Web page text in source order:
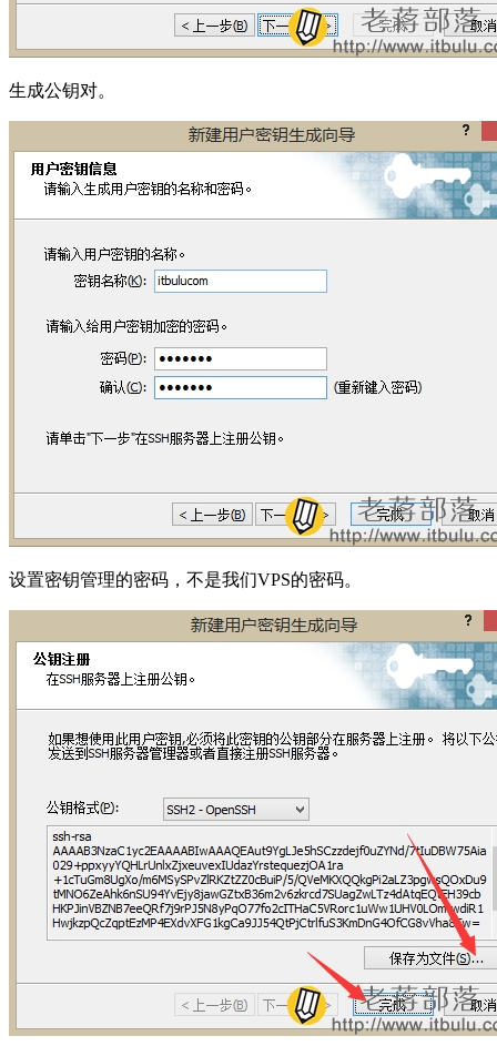
生成公钥对。
设置密钥管理的密码，不是我们VPS的密码。